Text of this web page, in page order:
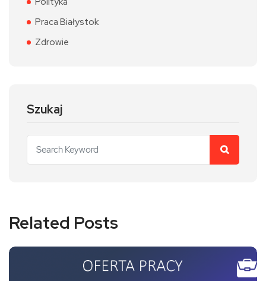
Praca Białystok
Zdrowie
Szukaj
Related Posts